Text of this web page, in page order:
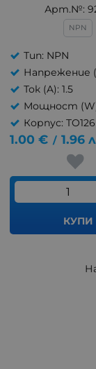
Арт.№:
NPN
Тип: NPN
Напрежение
Ток (A): 1.5
Мощност
Корпус: TO126
1.00 € / 1.96
КУПИ